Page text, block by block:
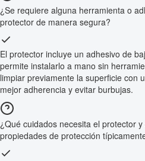
¿Se requiere alguna herramienta o
protector de manera segura?
El protector incluye un adhesivo de
permite instalarlo a mano sin
limpiar previamente la superficie con
mejor adherencia y evitar burbujas.
¿Qué cuidados necesita el protector
propiedades de protección